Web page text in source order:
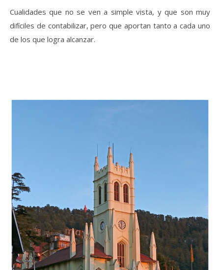
Cualidades que no se ven a simple vista, y que son muy
difíciles de contabilizar, pero que aportan tanto a cada uno
de los que logra alcanzar.